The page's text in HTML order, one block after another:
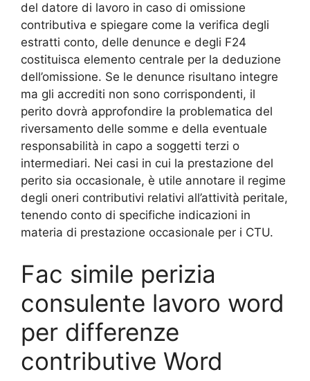
del datore di lavoro in caso di omissione
contributiva e spiegare come la verifica degli
estratti conto, delle denunce e degli F24
costituisca elemento centrale per la deduzione
dell’omissione. Se le denunce risultano integre
ma gli accrediti non sono corrispondenti, il
perito dovrà approfondire la problematica del
riversamento delle somme e della eventuale
responsabilità in capo a soggetti terzi o
intermediari. Nei casi in cui la prestazione del
perito sia occasionale, è utile annotare il regime
degli oneri contributivi relativi all’attività peritale,
tenendo conto di specifiche indicazioni in
materia di prestazione occasionale per i CTU.
Fac simile perizia
consulente lavoro word
per differenze
contributive​ Word